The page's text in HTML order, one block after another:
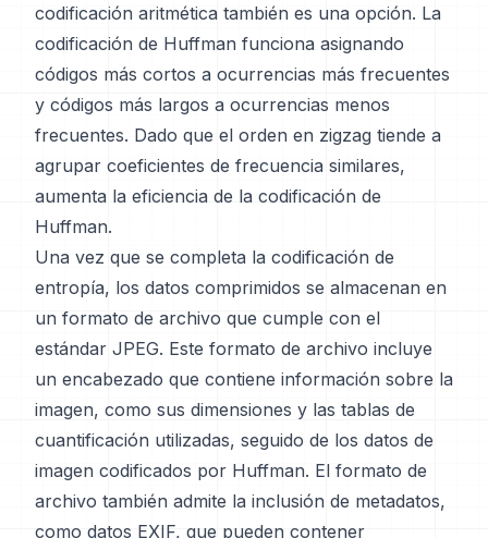
codificación aritmética también es una opción. La
codificación de Huffman funciona asignando
códigos más cortos a ocurrencias más frecuentes
y códigos más largos a ocurrencias menos
frecuentes. Dado que el orden en zigzag tiende a
agrupar coeficientes de frecuencia similares,
aumenta la eficiencia de la codificación de
Huffman.
Una vez que se completa la codificación de
entropía, los datos comprimidos se almacenan en
un formato de archivo que cumple con el
estándar JPEG. Este formato de archivo incluye
un encabezado que contiene información sobre la
imagen, como sus dimensiones y las tablas de
cuantificación utilizadas, seguido de los datos de
imagen codificados por Huffman. El formato de
archivo también admite la inclusión de metadatos,
como datos EXIF, que pueden contener